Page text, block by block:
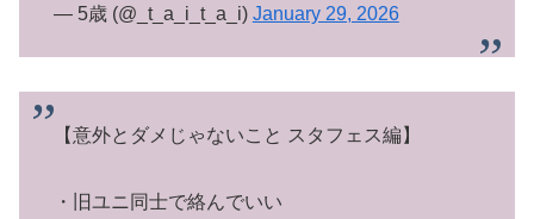
— 5歳 (@_t_a_i_t_a_i) January 29, 2026
【意外とダメじゃないこと スタフェス編】
・旧ユニ同士で絡んでいい